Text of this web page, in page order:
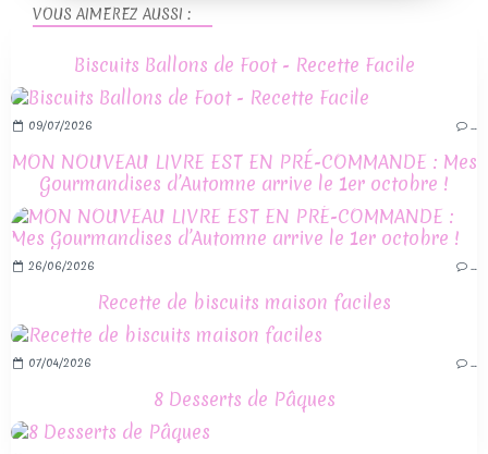
VOUS AIMEREZ AUSSI :
Biscuits Ballons de Foot - Recette Facile
09/07/2026
MON NOUVEAU LIVRE EST EN PRÉ-COMMANDE : Mes
Gourmandises d’Automne arrive le 1er octobre !
26/06/2026
Recette de biscuits maison faciles
07/04/2026
8 Desserts de Pâques